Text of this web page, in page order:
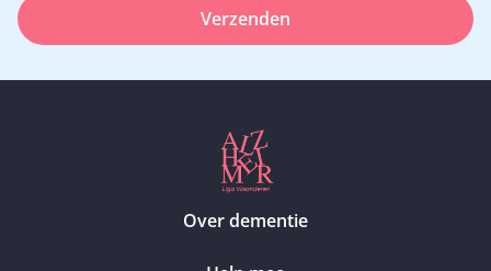
Verzenden
Over dementie